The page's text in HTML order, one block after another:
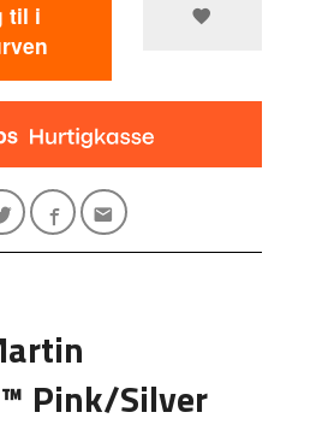
til i
Pink/Silver